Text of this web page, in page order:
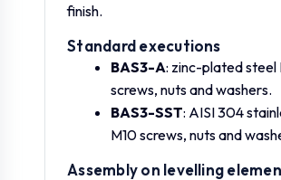
finish.
Standard executions
BAS3-A: zinc-plated steel
screws, nuts and washers.
BAS3-SST: AISI 304
M10 screws, nuts and
Assembly on levelling